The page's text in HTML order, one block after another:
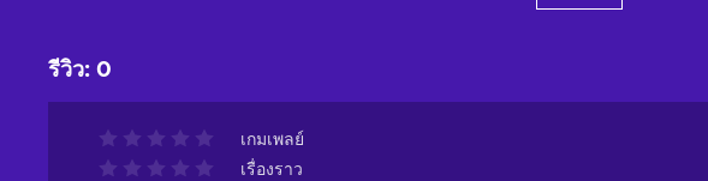
รีวิว: 0
เกมเพลย์
เรื่องราว